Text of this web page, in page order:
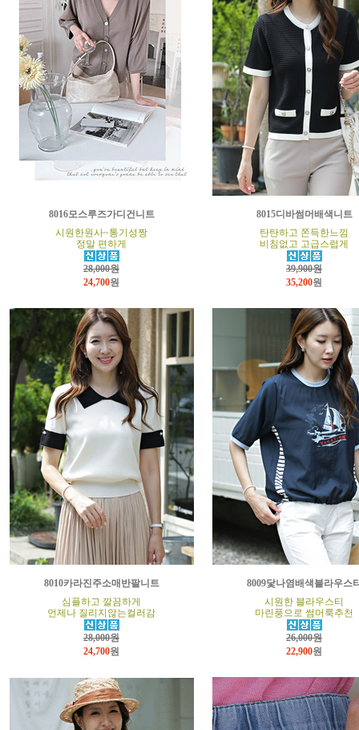
8016모스루즈가디건니트
시원한원사~통기성짱
정말 편하게
28,000원
24,700원
8015디바썸머배색니트
탄탄하고 쫀득한느낌
비침없고 고급스럽게
39,900원
35,200원
8010카라진주소매반팔니트
심플하고 깔끔하게
언제나 질리지않는컬러감
28,000원
24,700원
8009닻나염배색블라우스
시원한 블라우스티
마린풍으로 썸머룩추천
26,000원
22,900원